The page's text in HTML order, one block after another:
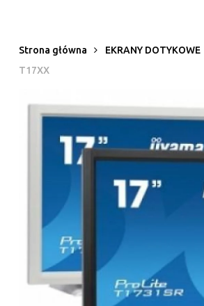
Strona główna EKRANY DOTYKOWE
T17XX